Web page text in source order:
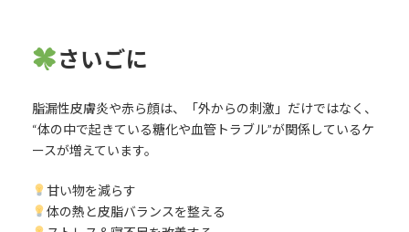
さいごに
脂漏性皮膚炎や赤ら顔は、「外からの刺激」だけではなく、
“体の中で起きている糖化や血管トラブル”が関係しているケ
ースが増えています。
甘い物を減らす
体の熱と皮脂バランスを整える